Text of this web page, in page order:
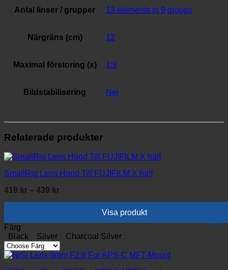
Antal linser / grupper 13 elements in 9 groups
Närgräns (cm) 12
Maximal förstoring (x) 1:9
Bildstabilisering Nej
Relaterade produkter
SmallRig Lens Hood Till FUJIFILM X half
419 kr – 439 krPrisintervall:
Visa produkt
Den
här
produkten
har
Färg
Black
Silver Charcoal Silver